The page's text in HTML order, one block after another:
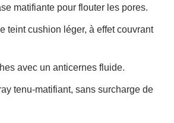
matifiante pour flouter les pores.
teint cushion léger, à effet couvrant
avec un anticernes fluide.
tenu-matifiant, sans surcharge de